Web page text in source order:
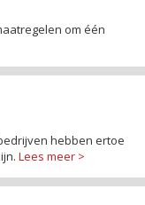
om één
hebben ertoe
Lees meer >